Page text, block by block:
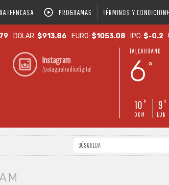
PROGRAMAS TÉRMINOS Y
DOLAR:$913.86 EURO:$1053.08 IPC:$-0.2
Instagram
/patagualradiodigital
TALCAHUANO
6 °
10 °
DOM
9 °
LUN